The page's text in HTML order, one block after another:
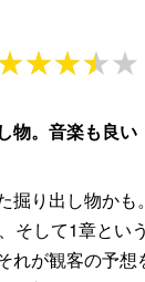
物。音楽も良い
り出し物かも
そして1章とい
れが観客の予